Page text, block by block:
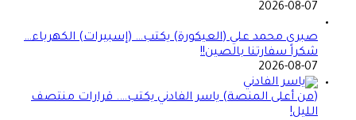
2026-08-07
صبرى محمد علي (العيكورة) يكتب… (إسبيرات) الكهرباء…
شكراً سفارتنا بالصين!!
2026-08-07
(من أعلى المنصة) ياسر الفادني يكتب…. قرارات منتصف
الليل!